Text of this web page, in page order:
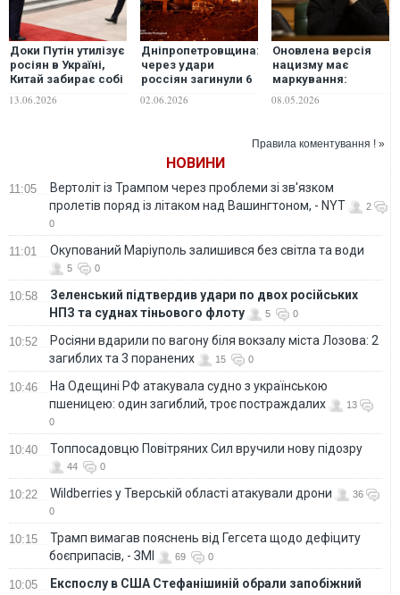
Доки Путін утилізує
росіян в Україні,
Китай забирає собі
бою, - The Hill
13.06.2026
Дніпропетровщина:
через удари
россіян загинули 6
рятувальник, ще 36
02.06.2026
Оновлена версія
нацизму має
маркування:
России", -
08.05.2026
Правила коментування ! »
НОВИНИ
11:05
Вертоліт із Трампом через проблеми зі зв'язком
пролетів поряд із літаком над Вашингтоном, - NYT
2
0
11:01 Окупований Маріуполь залишився без світла та води
5 0
10:58
Зеленський підтвердив удари по двох російських
НПЗ та суднах тіньового флоту
5 0
10:52
Росіяни вдарили по вагону біля вокзалу міста Лозова: 2
загиблих та 3 поранених
15 0
10:46
На Одещині РФ атакувала судно з українською
пшеницею: один загиблий, троє постраждалих
13
0
10:40 Топпосадовцю Повітряних Сил вручили нову підозру
44 0
10:22 Wildberries у Тверській області атакували дрони
36
0
10:15
Трамп вимагав пояснень від Гегсета щодо дефіциту
боєприпасів, - ЗМІ
69 0
10:05
Експослу в США Стефанішиній обрали запобіжний